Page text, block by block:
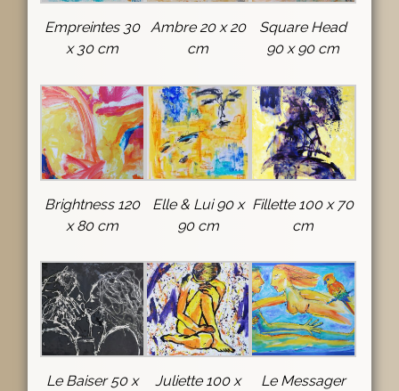
Empreintes 30
x 30 cm
Ambre 20 x 20
cm
Square Head
90 x 90 cm
Brightness 120
x 80 cm
Elle & Lui 90 x
90 cm
Fillette 100 x 70
cm
Le Baiser 50 x
Juliette 100 x
Le Messager